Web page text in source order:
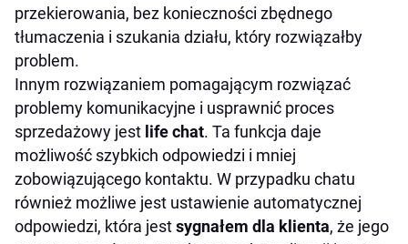
przekierowania, bez konieczności zbędnego
tłumaczenia i szukania działu, który rozwiązałby
problem.
Innym rozwiązaniem pomagającym rozwiązać
problemy komunikacyjne i usprawnić proces
sprzedażowy jest life chat. Ta funkcja daje
możliwość szybkich odpowiedzi i mniej
zobowiązującego kontaktu. W przypadku chatu
również możliwe jest ustawienie automatycznej
odpowiedzi, która jestsygnałem dla klienta, że jego